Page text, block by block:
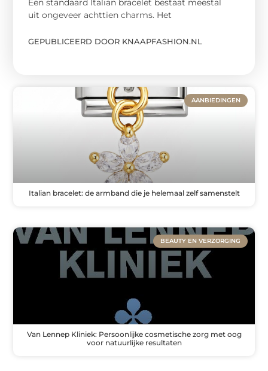
Een standaard Italian bracelet bestaat meestal
uit ongeveer achttien charms. Het
GEPUBLICEERD DOOR KNAAPFASHION.NL
AANBIEDINGEN
Italian bracelet: de armband die je helemaal zelf samenstelt
BEAUTY EN VERZORGING
Van Lennep Kliniek: Persoonlijke cosmetische zorg met oog
voor natuurlijke resultaten